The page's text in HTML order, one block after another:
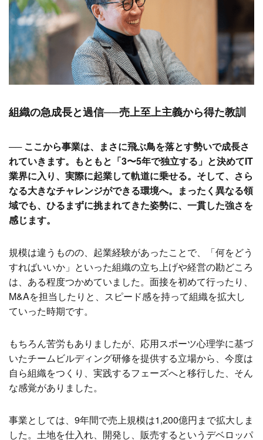
組織の急成長と過信──売上至上主義から得た教訓
── ここから事業は、まさに飛ぶ鳥を落とす勢いで成長さ
れていきます。もともと「3〜5年で独立する」と決めてIT
業界に入り、実際に起業して軌道に乗せる。そして、さら
なる大きなチャレンジができる環境へ。まったく異なる領
域でも、ひるまずに挑まれてきた姿勢に、一貫した強さを
感じます。
規模は違うものの、起業経験があったことで、「何をどう
すればいいか」といった組織の立ち上げや経営の勘どころ
は、ある程度つかめていました。面接を初めて行ったり、
M&Aを担当したりと、スピード感を持って組織を拡大し
ていった時期です。
もちろん苦労もありましたが、応用スポーツ心理学に基づ
いたチームビルディング研修を提供する立場から、今度は
自ら組織をつくり、実践するフェーズへと移行した、そん
な感覚がありました。
事業としては、9年間で売上規模は1,200億円まで拡大しま
した。土地を仕入れ、開発し、販売するというデベロッパ